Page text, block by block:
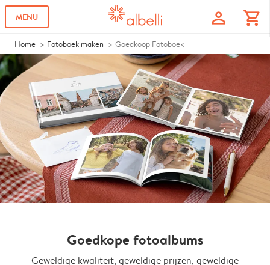
MENU profile shopping_cart
Home Fotoboek maken Goedkoop Fotoboek
Goedkope fotoalbums
Geweldige kwaliteit, geweldige prijzen, geweldige